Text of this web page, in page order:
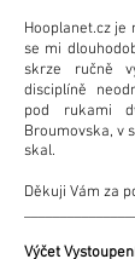
Hooplanet.cz
se mi
skrze ručně
disciplíně
pod rukami
Broumovska, v
skal.
Děkuji Vám za
Výčet